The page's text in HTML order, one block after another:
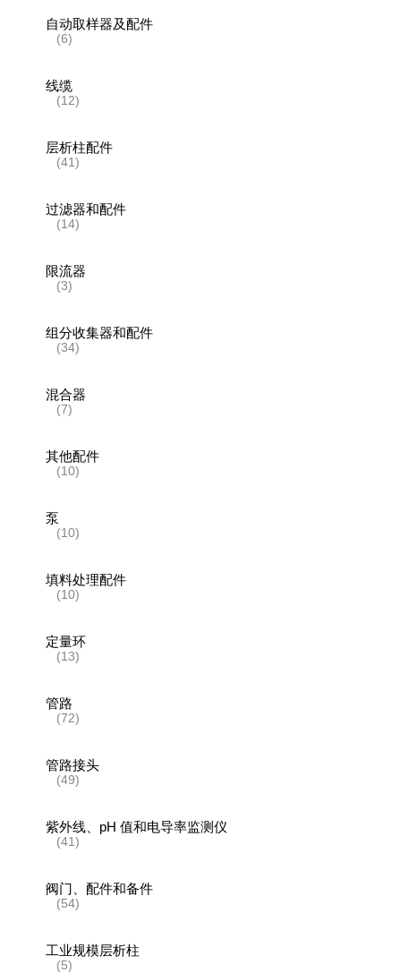
自动取样器及配件
(6)
线缆
(12)
层析柱配件
(41)
过滤器和配件
(14)
限流器
(3)
组分收集器和配件
(34)
混合器
(7)
其他配件
(10)
泵
(10)
填料处理配件
(10)
定量环
(13)
管路
(72)
管路接头
(49)
紫外线、pH 值和电导率监测仪
(41)
阀门、配件和备件
(54)
工业规模层析柱
(5)